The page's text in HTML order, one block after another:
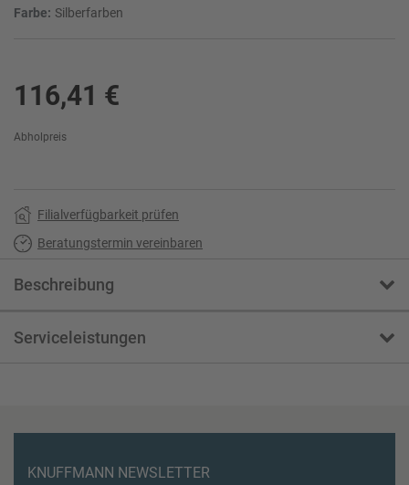
Farbe: Silberfarben
116,41 €
Abholpreis
Filialverfügbarkeit prüfen
Beratungstermin vereinbaren
Beschreibung
Serviceleistungen
KNUFFMANN NEWSLETTER